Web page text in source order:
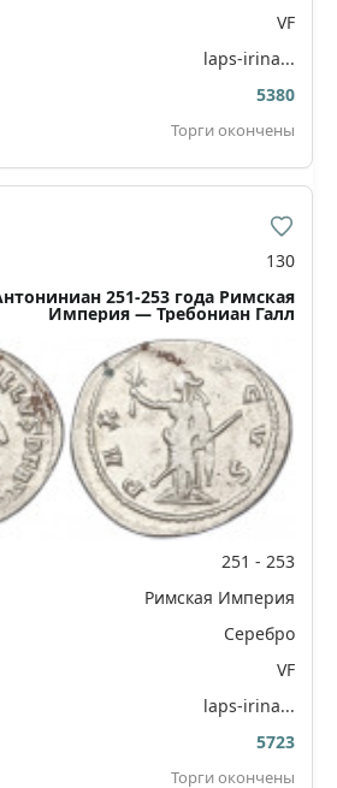
VF
laps-irina...
5380
Торги окончены
130
251-253 года Римская
Империя — Требониан Галл
251 - 253
Римская Империя
Серебро
VF
laps-irina...
5723
Торги окончены